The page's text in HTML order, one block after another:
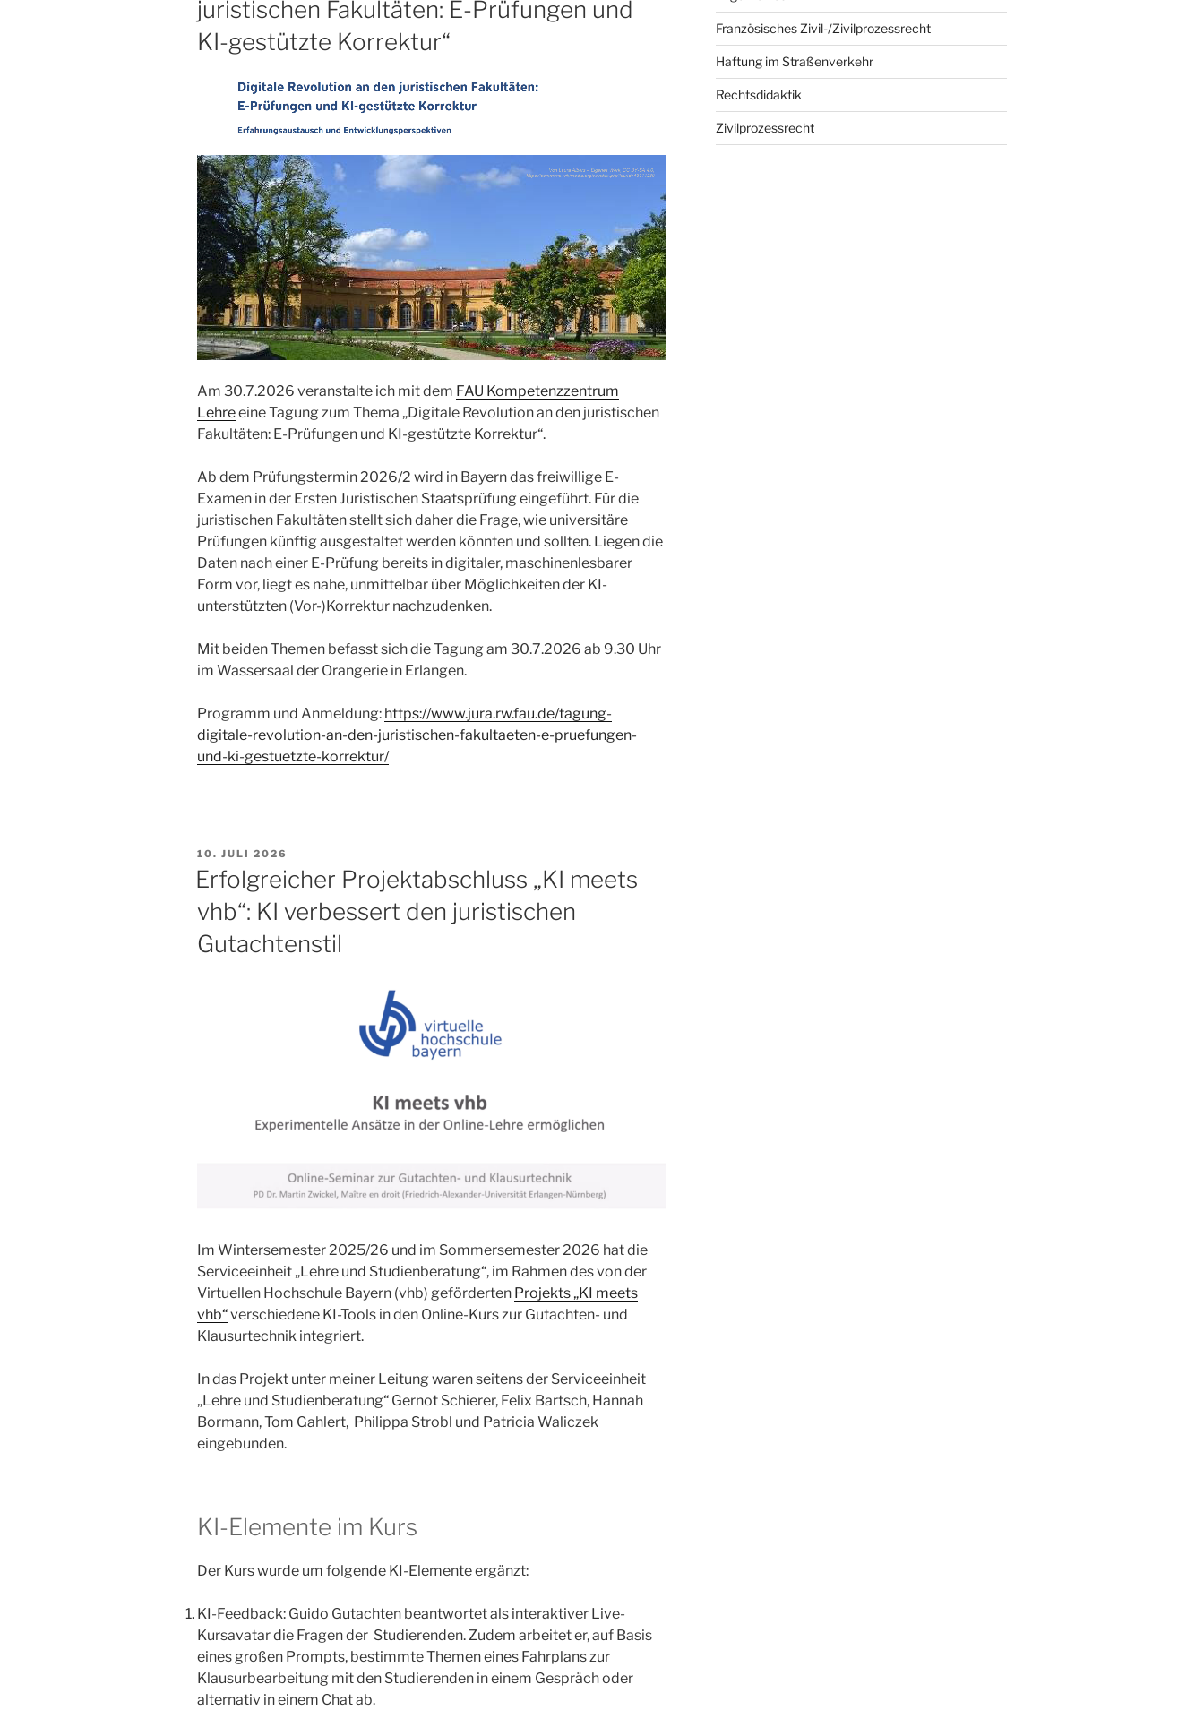
juristischen Fakultäten: E-Prüfungen und
KI-gestützte Korrektur“
Am 30.7.2026 veranstalte ich mit dem FAU Kompetenzzentrum
Lehreeine Tagung zum Thema „Digitale Revolution an den juristischen
Fakultäten: E-Prüfungen und KI-gestützte Korrektur“.
Ab dem Prüfungstermin 2026/2 wird in Bayern das freiwillige E-
Examen in der Ersten Juristischen Staatsprüfung eingeführt. Für die
juristischen Fakultäten stellt sich daher die Frage, wie universitäre
Prüfungen künftig ausgestaltet werden könnten und sollten. Liegen die
Daten nach einer E-Prüfung bereits in digitaler, maschinenlesbarer
Form vor, liegt es nahe, unmittelbar über Möglichkeiten der KI-
unterstützten (Vor-)Korrektur nachzudenken.
Mit beiden Themen befasst sich die Tagung am 30.7.2026 ab 9.30 Uhr
im Wassersaal der Orangerie in Erlangen.
Programm und Anmeldung: https://www.jura.rw.fau.de/tagung-
digitale-revolution-an-den-juristischen-fakultaeten-e-pruefungen-
und-ki-gestuetzte-korrektur/
VERÖFFENTLICHT
AM
10. JULI 2026
Erfolgreicher Projektabschluss „KI meets
vhb“: KI verbessert den juristischen
Gutachtenstil
Im Wintersemester 2025/26 und im Sommersemester 2026 hat die
Serviceeinheit „Lehre und Studienberatung“, im Rahmen des von der
Virtuellen Hochschule Bayern (vhb) geförderten Projekts „KI meets
vhb“verschiedene KI-Tools in den Online-Kurs zur Gutachten- und
Klausurtechnik integriert.
In das Projekt unter meiner Leitung waren seitens der Serviceeinheit
„Lehre und Studienberatung“ Gernot Schierer, Felix Bartsch, Hannah
Bormann, Tom Gahlert, Philippa Strobl und Patricia Waliczek
eingebunden.
KI-Elemente im Kurs
Der Kurs wurde um folgende KI-Elemente ergänzt:
KI-Feedback: Guido Gutachten beantwortet als interaktiver Live-
Kursavatar die Fragen der Studierenden. Zudem arbeitet er, auf Basis
eines großen Prompts, bestimmte Themen eines Fahrplans zur
Klausurbearbeitung mit den Studierenden in einem Gespräch oder
alternativ in einem Chat ab.
Französisches Zivil-/Zivilprozessrecht
Haftung im Straßenverkehr
Rechtsdidaktik
Zivilprozessrecht